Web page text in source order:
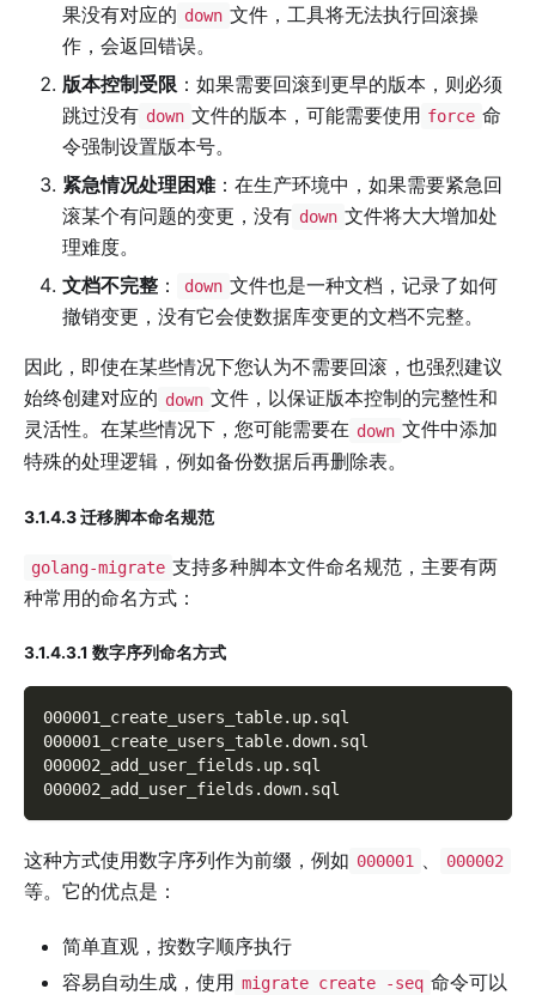
果没有对应的 down 文件，工具将无法执行回滚操
作，会返回错误。
版本控制受限 ：如果需要回滚到更早的版本，则必须
跳过没有 down 文件的版本，可能需要使用 force 命
令强制设置版本号。
紧急情况处理困难：在生产环境中，如果需要紧急回
滚某个有问题的变更，没有 down 文件将大大增加处
理难度。
文档不完整 ： down 文件也是一种文档，记录了如何
撤销变更，没有它会使数据库变更的文档不完整。
因此，即使在某些情况下您认为不需要回滚，也强烈建议
始终创建对应的 down 文件，以保证版本控制的完整性和
灵活性。在某些情况下，您可能需要在 down 文件中添加
特殊的处理逻辑，例如备份数据后再删除表。
3.1.4.3 迁移脚本命名规范
golang-migrate 支持多种脚本文件命名规范，主要有两
种常用的命名方式：
3.1.4.3.1 数字序列命名方式
000001_create_users_table. up. sql
000001_create_users_table. down. sql
000002_add_user_fields . up. sql
000002_add_user_fields . down. sql
这种方式使用数字序列作为前缀，例如 000001 000002
等。它的优点是：
简单直观，按数字顺序执行
容易自动生成，使用 migrate create -seq 命令可以